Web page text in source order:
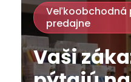
Veľkoobchodná
predajne
Vaši